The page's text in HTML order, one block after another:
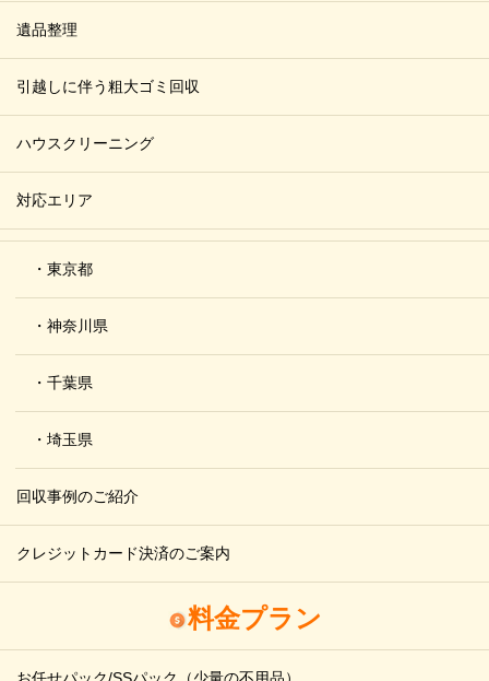
遺品整理
引越しに伴う粗大ゴミ回収
ハウスクリーニング
対応エリア
・東京都
・神奈川県
・千葉県
・埼玉県
回収事例のご紹介
クレジットカード決済のご案内
料金プラン